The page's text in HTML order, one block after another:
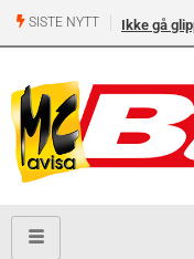
SISTE NYTT Ikke gå